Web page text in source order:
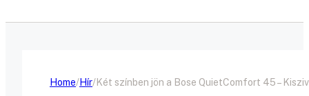
Home Hír Két színben jön a Bose QuietComfort 45 –